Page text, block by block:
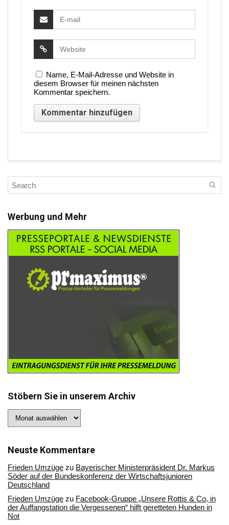
Name, E-Mail-Adresse und Website in
diesem Browser für meinen nächsten
Kommentar speichern.
Werbung und Mehr
Stöbern Sie in unserem Archiv
Sie
Archiv
Neuste Kommentare
Frieden Umzüge zu Bayerischer Ministerpräsident Dr. Markus
Söder auf der Bundeskonferenz der Wirtschaftsjunioren
Deutschland
Frieden Umzüge zu Facebook-Gruppe „Unsere Rottis & Co, in
der Auffangstation die Vergessenen“ hilft geretteten Hunden in
Not